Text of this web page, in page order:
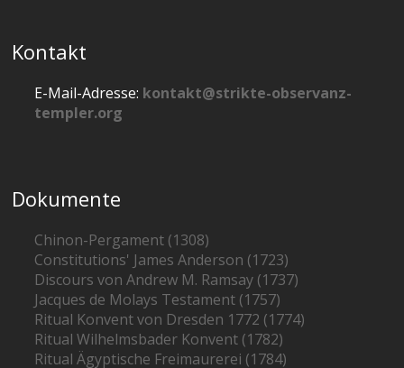
Kontakt
E-Mail-Adresse: kontakt@strikte-observanz-
templer.org
Dokumente
Chinon-Pergament (1308)
Constitutions' James Anderson (1723)
Discours von Andrew M. Ramsay (1737)
Jacques de Molays Testament (1757)
Ritual Konvent von Dresden 1772 (1774)
Ritual Wilhelmsbader Konvent (1782)
Ritual Ägyptische Freimaurerei (1784)